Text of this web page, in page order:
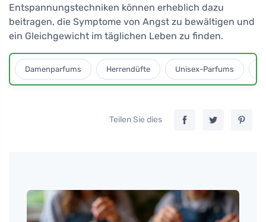
Entspannungstechniken können erheblich dazu
beitragen, die Symptome von Angst zu bewältigen und
ein Gleichgewicht im täglichen Leben zu finden.
Damenparfums Herrendüfte Unisex-Parfums
Teilen Sie dies